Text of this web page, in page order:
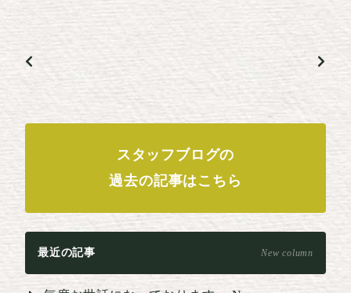
スタッフブログの
過去の記事はこちら
最近の記事 New column